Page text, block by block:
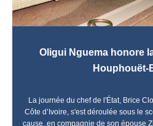
Oligui Nguema honore
Houphouët-
La journée du chef de l'État, Brice
Côte d’Ivoire, s'est déroulée sous le
cause, en compagnie de son épouse